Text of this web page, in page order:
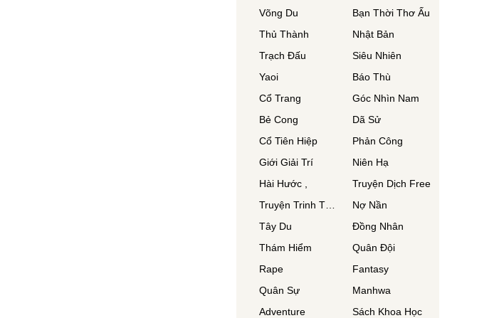
Võng Du
Bạn Thời Thơ Ấu
Thủ Thành
Nhật Bản
Trạch Đấu
Siêu Nhiên
Yaoi
Báo Thù
Cổ Trang
Góc Nhìn Nam
Bẻ Cong
Dã Sử
Cổ Tiên Hiệp
Phản Công
Giới Giải Trí
Niên Hạ
Hài Hước ,
Truyện Dịch Free
Nợ Nần
Tây Du
Đồng Nhân
Thám Hiểm
Quân Đội
Rape
Fantasy
Quân Sự
Manhwa
Adventure
Sách Khoa Học